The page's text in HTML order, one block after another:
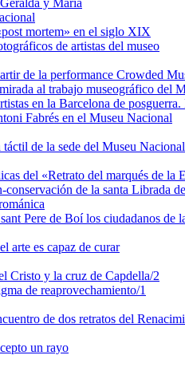
y María
mortem» en el siglo XIX
de artistas del museo
de la performance Crowded
al trabajo museográfico del
en la Barcelona de
Fabrés en el Museu Nacional
de la sede del Museu
del «Retrato del marqués de la
conservación de la santa Librada
Pere de Boí los ciudadanos de
arte es capaz de curar
Cristo y la cruz de Capdella/2
de reaprovechamiento/1
de dos retratos del
un rayo